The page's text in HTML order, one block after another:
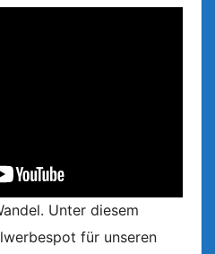
Unter diesem
für unseren